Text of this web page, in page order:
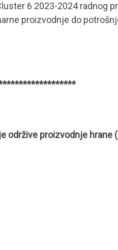
6 2023-2024 radnog
proizvodnje do
proizvodnje hrane